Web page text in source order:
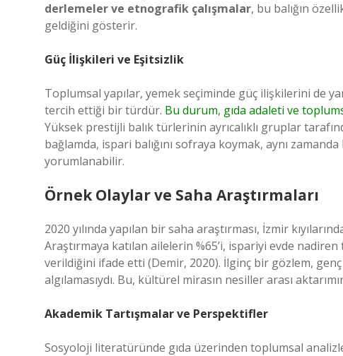
derlemeler ve etnografik çalışmalar, bu balığın
geldiğini gösterir.
Güç İlişkileri ve Eşitsizlik
Toplumsal yapılar, yemek seçiminde güç ilişkilerini de
tercih ettiği bir türdür. Bu durum, gıda adaleti ve
Yüksek prestijli balık türlerinin ayrıcalıklı gruplar
bağlamda, ispari balığını sofraya koymak, aynı
yorumlanabilir.
Örnek Olaylar ve Saha Araştırmaları
2020 yılında yapılan bir saha araştırması, İzmir
Araştırmaya katılan ailelerin %65’i, ispariyi evde
verildiğini ifade etti (Demir, 2020). İlginç bir gözlem,
algılamasıydı. Bu, kültürel mirasın nesiller arası
Akademik Tartışmalar ve Perspektifler
Sosyoloji literatüründe gıda üzerinden toplumsal